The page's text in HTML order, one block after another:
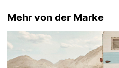
Mehr von der Marke